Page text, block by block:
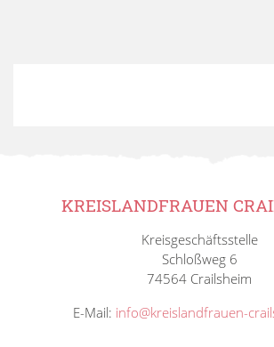
KREISLANDFRAUEN
Kreisgeschäftsstelle
Schloßweg 6
74564 Crailsheim
E-Mail: info@kreislandfrauen-